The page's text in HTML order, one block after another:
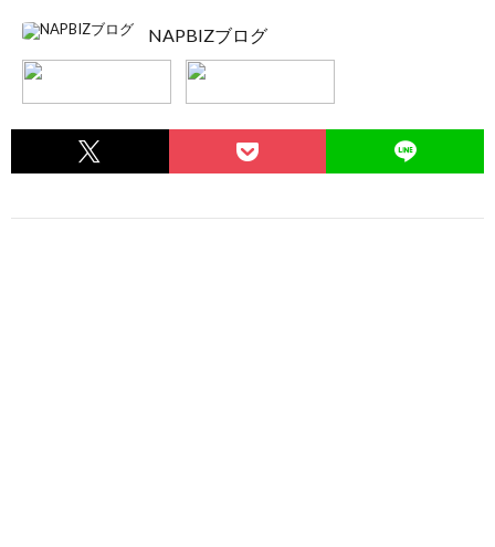
NAPBIZブログ